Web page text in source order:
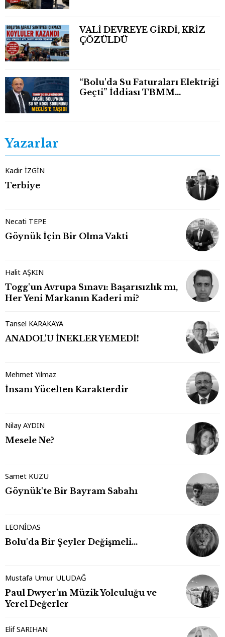
VALİ DEVREYE GİRDİ, KRİZ
ÇÖZÜLDÜ
“Bolu'da Su Faturaları Elektriği
Geçti” İddiası TBMM
Yazarlar
Kadir İZGİN
Terbiye
Necati TEPE
Göynük İçin Bir Olma Vakti
Halit AŞKIN
Togg'un Avrupa Sınavı: Başarısızlık mı,
Her Yeni Markanın Kaderi mi?
Tansel KARAKAYA
ANADOL'U İNEKLER YEMEDİ!
Mehmet Yılmaz
İnsanı Yücelten Karakterdir
Nilay AYDIN
Mesele Ne?
Samet KUZU
Göynük'te Bir Bayram Sabahı
LEONİDAS
Bolu'da Bir Şeyler Değişmeli…
Mustafa Umur ULUDAĞ
Paul Dwyer'ın Müzik Yolculuğu ve
Yerel Değerler
Elif SARIHAN